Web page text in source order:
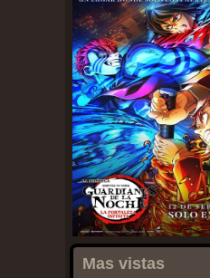
Mas vistas